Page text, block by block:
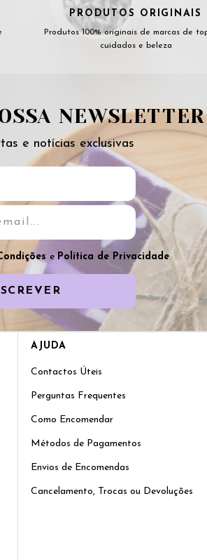
PRODUTOS ORIGINAIS
Produtos 100% originais de marcas de
cuidados e beleza
NEWSLETTER
e notícias exclusivas
ePolítica de Privacidade
AJUDA
Contactos Úteis
Perguntas Frequentes
Como Encomendar
Métodos de Pagamentos
Envios de Encomendas
Cancelamento, Trocas ou Devoluções